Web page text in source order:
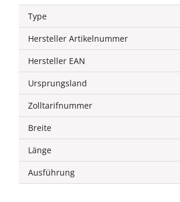
Type
Hersteller Artikelnummer
Hersteller EAN
Ursprungsland
Zolltarifnummer
Breite
Länge
Ausführung